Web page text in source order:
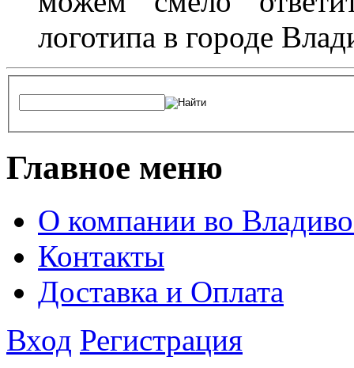
логотипа в городе
Главное меню
О компании во
Контакты
Доставка и Оплата
Вход Регистрация